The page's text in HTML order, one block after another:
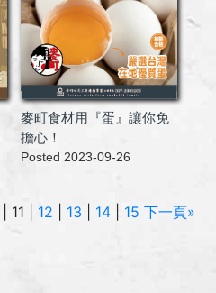
麥町食材用『蛋』讓你免
擔心！
Posted 2023-09-26
| 11 | 12 13 14 15 下一頁»